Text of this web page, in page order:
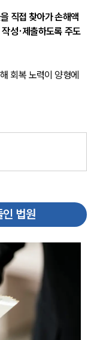
직접 찾아가 손해액
성·제출하도록 주도
회복 노력이 양형에
법원